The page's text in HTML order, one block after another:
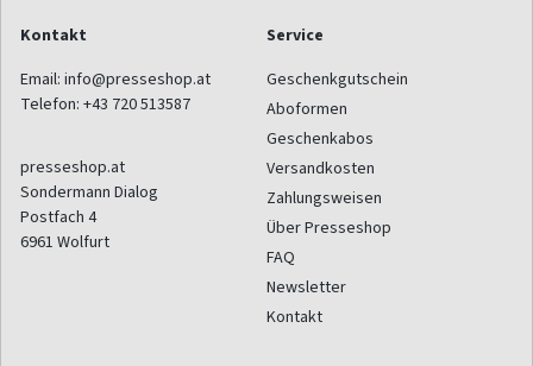
Kontakt
Email: info@presseshop.at
Telefon: +43 720 513587
presseshop.at
Sondermann Dialog
Postfach 4
6961 Wolfurt
Service
Geschenkgutschein
Aboformen
Geschenkabos
Versandkosten
Zahlungsweisen
Über Presseshop
FAQ
Newsletter
Kontakt